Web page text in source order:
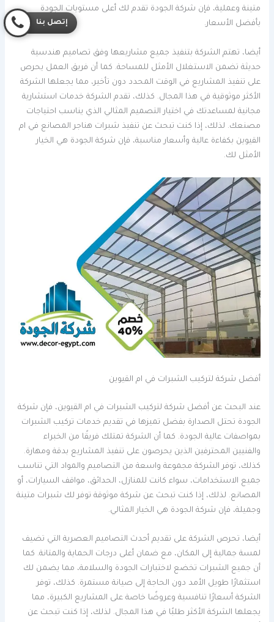
متينة وعملية، فإن شركة الجودة تقدم لك أعلى مستويات الجودة
بأفضل الأسعار.
أيضا، تهتم الشركة بتنفيذ جميع مشاريعها وفق تصاميم هندسية
حديثة تضمن الاستغلال الأمثل للمساحة. كما أن فريق العمل يحرص
على تنفيذ المشاريع في الوقت المحدد دون تأخير، مما يجعلها الشركة
الأكثر موثوقية في هذا المجال. كذلك، تقدم الشركة خدمات استشارية
مجانية لمساعدتك في اختيار التصميم المثالي الذي يناسب احتياجات
مصنعك. لذلك، إذا كنت تبحث عن تنفيذ شبرات هناجر المصانع في ام
القيوين بكفاءة عالية وأسعار مناسبة، فإن شركة الجودة هي الخيار
الأمثل لك.
أفضل شركة لتركيب الشبرات في ام القيوين
عند البحث عن أفضل شركة لتركيب الشبرات في ام القيوين، فإن شركة
الجودة تحتل الصدارة بفضل تميزها في تقديم خدمات تركيب الشبرات
بمواصفات عالية الجودة. كما أن الشركة تمتلك فريقًا من الخبراء
والفنيين المحترفين الذين يحرصون على تنفيذ المشاريع بدقة ومهارة.
كذلك، توفر الشركة مجموعة واسعة من التصاميم والمواد التي تناسب
جميع الاستخدامات، سواء كانت للمنازل، الحدائق، مواقف السيارات، أو
المصانع. لذلك، إذا كنت تبحث عن شركة موثوقة توفر لك شبرات متينة
وجميلة، فإن شركة الجودة هي الخيار المثالي.
أيضا، تحرص الشركة على تقديم أحدث التصاميم العصرية التي تضيف
لمسة جمالية إلى المكان، مع ضمان أعلى درجات الحماية والمتانة. كما
أن جميع الشبرات تخضع لاختبارات الجودة والسلامة، مما يضمن لك
استثمارًا طويل الأمد دون الحاجة إلى صيانة مستمرة. كذلك، توفر
الشركة أسعارًا تنافسية وعروضًا خاصة على المشاريع الكبيرة، مما
يجعلها الشركة الأكثر طلبًا في هذا المجال. لذلك، إذا كنت تبحث عن
إتصل بنا